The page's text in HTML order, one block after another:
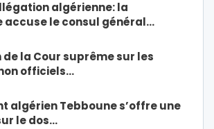
algérienne: la
accuse le consul général…
de la Cour suprême sur les
officiels…
algérien Tebboune s’offre une
le dos…